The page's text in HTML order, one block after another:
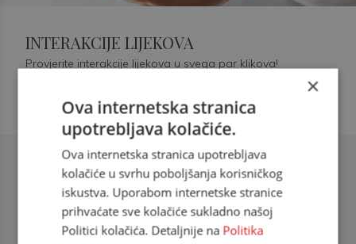
Šećerna bolest tip 2 = kardiovaskularna
doc. dr. sc. Višnja Kokić Maleš,
dr.med., specijalististica
INTERAKCIJE LIJEKOVA
Provjerite interakcije lijekova u svega par klikova!
×
Ova internetska stranica
upotrebljava kolačiće.
Ova internetska stranica upotrebljava
kolačiće u svrhu poboljšanja korisničkog
iskustva. Uporabom internetske stranice
prihvaćate sve kolačiće sukladno našoj
Politici kolačića. Detaljnije na Politika